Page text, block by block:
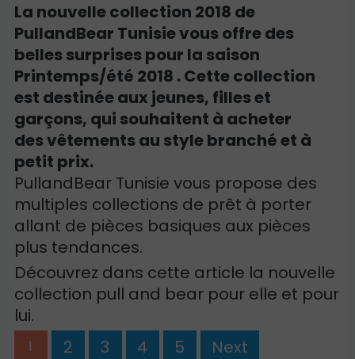
La nouvelle collection 2018 de
PullandBear Tunisie vous offre des
belles surprises pour la saison
Printemps/été 2018 . Cette collection
est destinée aux jeunes, filles et
garçons, qui souhaitent à acheter
des vêtements au style branché et à
petit prix.
PullandBear Tunisie vous propose des
multiples collections de prêt à porter
allant de pièces basiques aux pièces
plus tendances.
Découvrez dans cette article la nouvelle
collection pull and bear pour elle et pour
lui.
1 2 3 4 5 Next